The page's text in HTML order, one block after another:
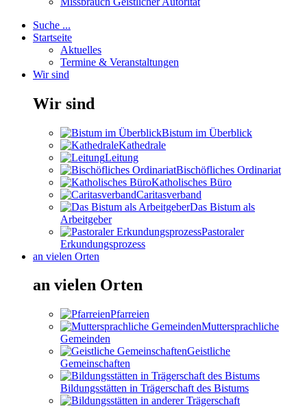
Suche ...
Startseite
Aktuelles
Termine & Veranstaltungen
Wir sind
Wir sind
Bistum im Überblick
Kathedrale
Leitung
Bischöfliches Ordinariat
Katholisches Büro
Caritasverband
Das Bistum als
Arbeitgeber
Pastoraler
Erkundungsprozess
an vielen Orten
an vielen Orten
Pfarreien
Muttersprachliche
Gemeinden
Geistliche
Gemeinschaften
Bildungsstätten in Trägerschaft des Bistums